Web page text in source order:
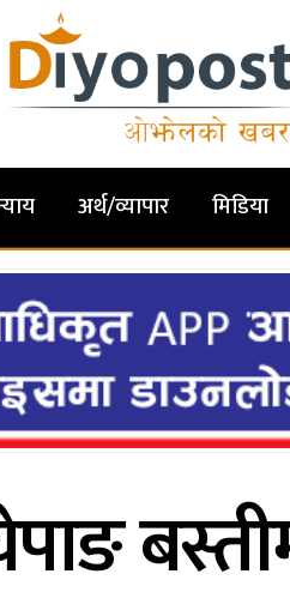
अर्थ/व्यापार मिडिया